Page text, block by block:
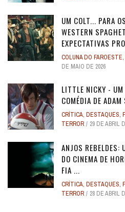
UM COLT... PARA
WESTERN
EXPECTATIVAS
COLUNA DO FAROESTE,
DE MAIO DE 2026
LITTLE NICKY - UM
COMÉDIA DE
CRÍTICA, DESTAQUES,
TERROR
29 DE ABRIL
ANJOS REBELDES:
DO CINEMA DE
FIA ...
CRÍTICA, DESTAQUES,
TERROR
28 DE ABRIL